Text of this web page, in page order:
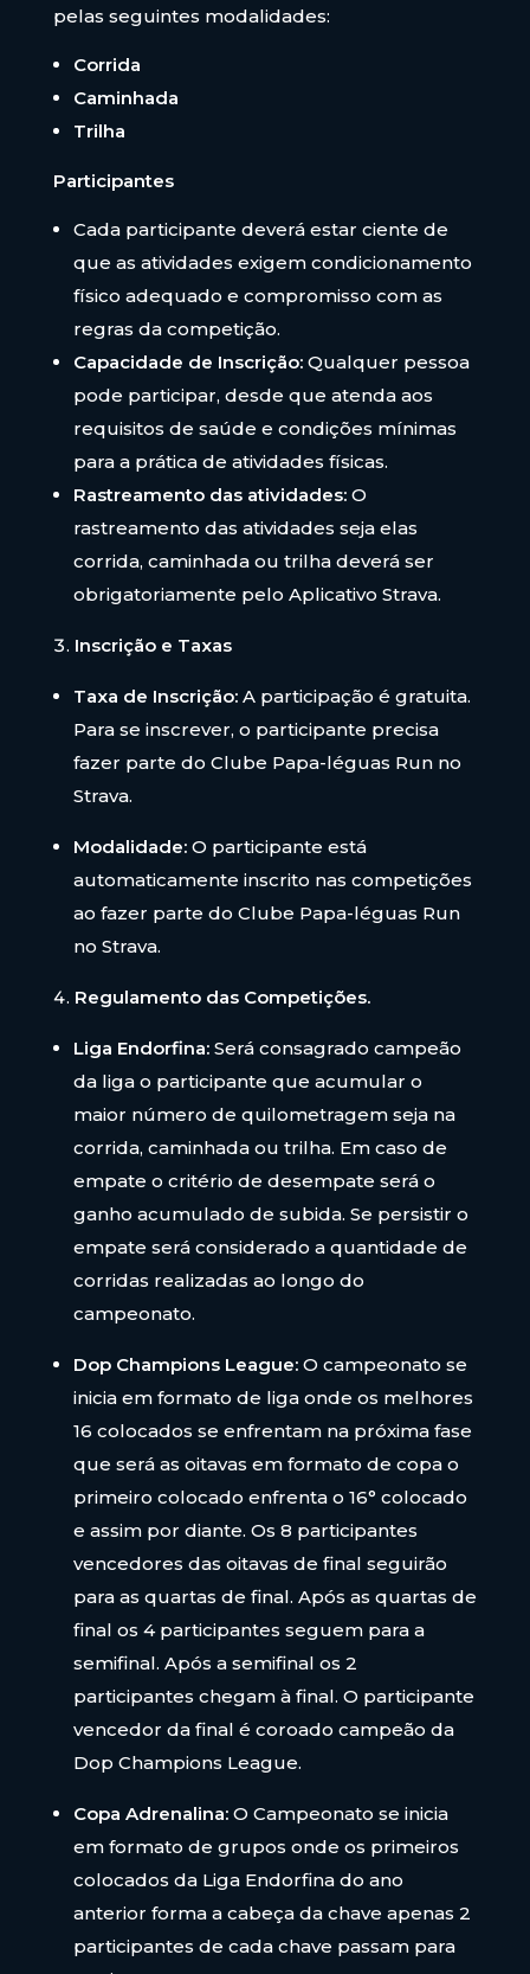
pelas seguintes modalidades:
Corrida
Caminhada
Trilha
Participantes
Cada participante deverá estar ciente de
que as atividades exigem condicionamento
físico adequado e compromisso com as
regras da competição.
Capacidade de Inscrição:Qualquer pessoa
pode participar, desde que atenda aos
requisitos de saúde e condições mínimas
para a prática de atividades físicas.
Rastreamento das atividades:O
rastreamento das atividades seja elas
corrida, caminhada ou trilha deverá ser
obrigatoriamente pelo Aplicativo Strava.
Inscrição e Taxas
Taxa de Inscrição: A participação é gratuita.
Para se inscrever, o participante precisa
fazer parte do Clube Papa-léguas Run no
Strava.
Modalidade: O participante está
automaticamente inscrito nas competições
ao fazer parte do Clube Papa-léguas Run
no Strava.
Regulamento das Competições.
Liga Endorfina: Será consagrado campeão
da liga o participante que acumular o
maior número de quilometragem seja na
corrida, caminhada ou trilha. Em caso de
empate o critério de desempate será o
ganho acumulado de subida. Se persistir o
empate será considerado a quantidade de
corridas realizadas ao longo do
campeonato.
Dop Champions League: O campeonato se
inicia em formato de liga onde os melhores
16 colocados se enfrentam na próxima fase
que será as oitavas em formato de copa o
primeiro colocado enfrenta o 16° colocado
e assim por diante. Os 8 participantes
vencedores das oitavas de final seguirão
para as quartas de final. Após as quartas de
final os 4 participantes seguem para a
semifinal. Após a semifinal os 2
participantes chegam à final. O participante
vencedor da final é coroado campeão da
Dop Champions League.
Copa Adrenalina: O Campeonato se inicia
em formato de grupos onde os primeiros
colocados da Liga Endorfina do ano
anterior forma a cabeça da chave apenas 2
participantes de cada chave passam para